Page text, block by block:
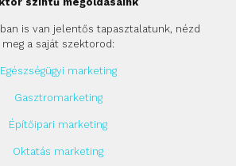
is van jelentős tapasztalatunk, nézd
meg a saját szektorod:
Egészségügyi marketing
Gasztromarketing
Építőipari marketing
Oktatás marketing